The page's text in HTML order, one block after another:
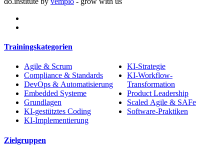
Trainingskategorien
Agile & Scrum
Compliance & Standards
DevOps & Automatisierung
Embedded Systeme
Grundlagen
KI-gestütztes Coding
KI-Implementierung
KI-Strategie
KI-Workflow-
Transformation
Product Leadership
Scaled Agile & SAFe
Software-Praktiken
Zielgruppen